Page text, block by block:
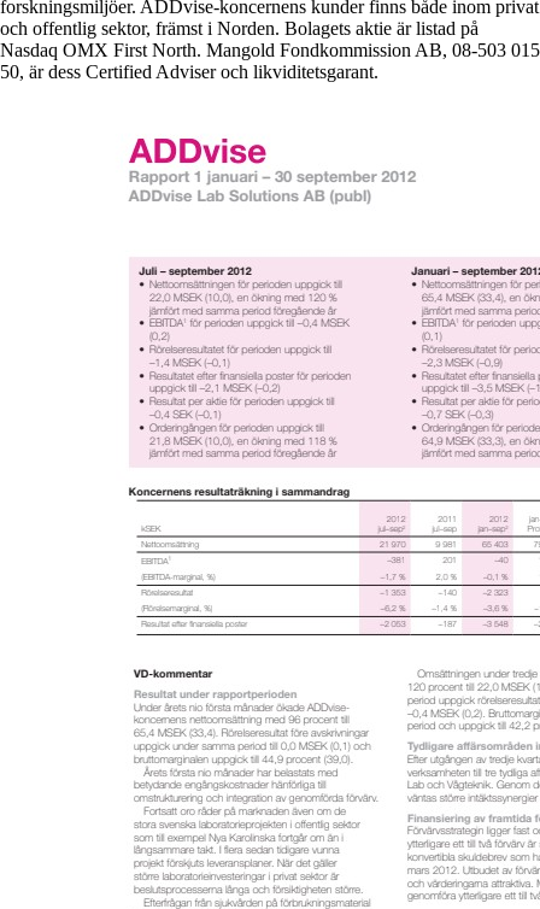
forskningsmiljöer. ADDvise-koncernens kunder finns både inom privat
och offentlig sektor, främst i Norden. Bolagets aktie är listad på
Nasdaq OMX First North. Mangold Fondkommission AB, 08-503 015
50, är dess Certified Adviser och likviditetsgarant.